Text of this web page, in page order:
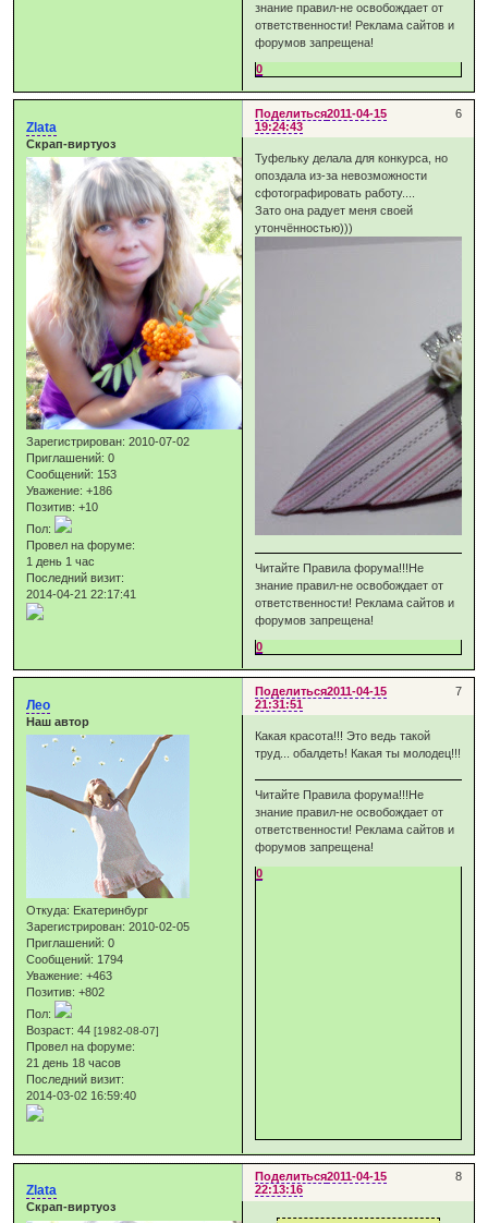
знание правил-не освобождает от
ответственности! Реклама сайтов и
форумов запрещена!
0
Поделиться 6
2011-04-15
19:24:43
Zlata
Скрап-виртуоз
Зарегистрирован: 2010-07-02
Приглашений: 0
Сообщений: 153
Уважение: +186
Позитив: +10
Пол:
Провел на форуме:
1 день 1 час
Последний визит:
2014-04-21 22:17:41
Туфельку делала для конкурса, но
опоздала из-за невозможности
сфотографировать работу....
Зато она радует меня своей
утончённостью)))
Читайте Правила форума!!!Не
знание правил-не освобождает от
ответственности! Реклама сайтов и
форумов запрещена!
0
Поделиться 7
2011-04-15
21:31:51
Лео
Наш автор
Откуда: Екатеринбург
Зарегистрирован: 2010-02-05
Приглашений: 0
Сообщений: 1794
Уважение: +463
Позитив: +802
Пол:
Возраст: 44[1982-08-07]
Провел на форуме:
21 день 18 часов
Последний визит:
2014-03-02 16:59:40
Какая красота!!! Это ведь такой
труд... обалдеть! Какая ты молодец!!!
Читайте Правила форума!!!Не
знание правил-не освобождает от
ответственности! Реклама сайтов и
форумов запрещена!
0
Поделиться 8
2011-04-15
22:13:16
Zlata
Скрап-виртуоз